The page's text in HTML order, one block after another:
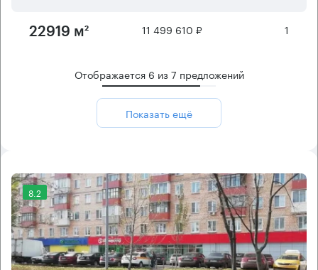
22919 м² 11 499 610 ₽ 1
Отображается 6 из7 предложений
Показать ещё
8.2